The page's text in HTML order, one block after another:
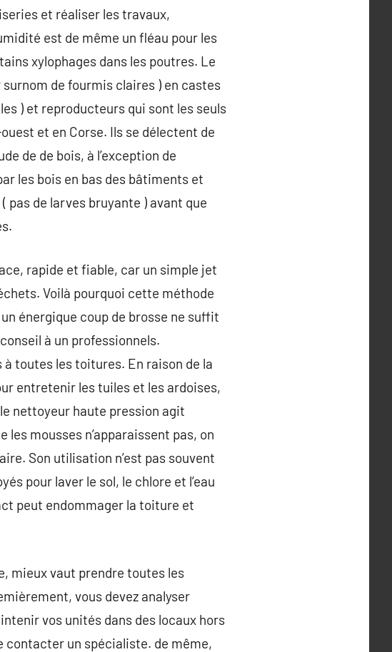
et réaliser les travaux,
est de même un fléau pour les
xylophages dans les poutres. Le
surnom de fourmis claires ) en castes
) et reproducteurs qui sont les seuls
et en Corse. Ils se délectent de
de de bois, à l’exception de
les bois en bas des bâtiments et
de larves bruyante ) avant que
rapide et fiable, car un simple jet
Voilà pourquoi cette méthode
énergique coup de brosse ne suffit
à un professionnels.
toutes les toitures. En raison de la
entretenir les tuiles et les ardoises,
nettoyeur haute pression agit
mousses n’apparaissent pas, on
Son utilisation n’est pas souvent
pour laver le sol, le chlore et l’eau
peut endommager la toiture et
mieux vaut prendre toutes les
vous devez analyser
vos unités dans des locaux hors
contacter un spécialiste. de même,